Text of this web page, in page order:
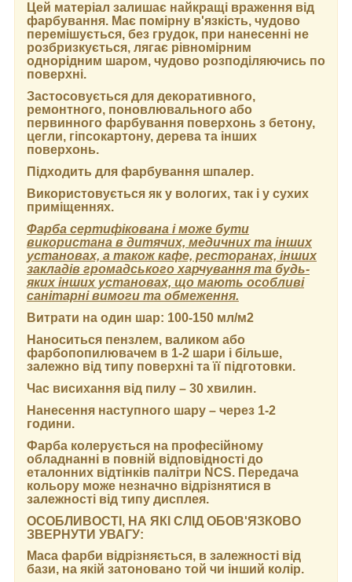
Цей матеріал залишає найкращі враження від
фарбування. Має помірну в'язкість, чудово
перемішується, без грудок, при нанесенні не
розбризкується, лягає рівномірним
однорідним шаром, чудово розподіляючись по
поверхні.
Застосовується для декоративного,
ремонтного, поновлювального або
первинного фарбування поверхонь з бетону,
цегли, гіпсокартону, дерева та інших
поверхонь.
Підходить для фарбування шпалер.
Використовується як у вологих, так і у сухих
приміщеннях.
Фарба сертифікована і може бути
використана в дитячих, медичних та інших
установах, а також кафе, ресторанах, інших
закладів громадського харчування та будь-
яких інших установах, що мають особливі
санітарні вимоги та обмеження.
Витрати на один шар: 100-150 мл/м2
Наноситься пензлем, валиком або
фарбопопилювачем в 1-2 шари і більше,
залежно від типу поверхні та її підготовки.
Час висихання від пилу – 30 хвилин.
Нанесення наступного шару – через 1-2
години.
Фарба колерується на професійному
обладнанні в повній відповідності до
еталонних відтінків палітри NCS. Передача
кольору може незначно відрізнятися в
залежності від типу дисплея.
ОСОБЛИВОСТІ, НА ЯКІ СЛІД ОБОВ'ЯЗКОВО
ЗВЕРНУТИ УВАГУ:
Маса фарби відрізняється, в залежності від
бази, на якій затоновано той чи інший колір.